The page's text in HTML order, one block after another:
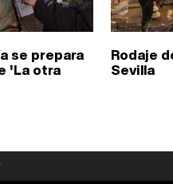
se prepara
'La otra
Rodaje
Sevilla